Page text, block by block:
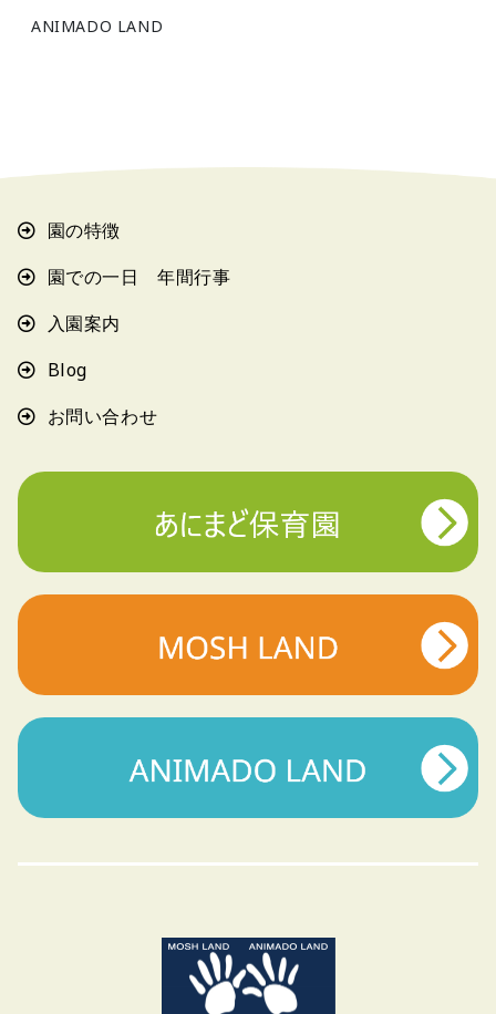
ANIMADO LAND
園の特徴
園での一日 年間行事
入園案内
Blog
お問い合わせ